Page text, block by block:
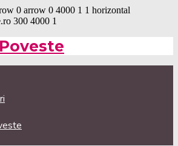
0 arrow 0 4000 1 1 horizontal
300 4000 1